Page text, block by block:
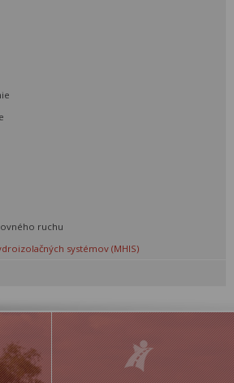
ruchu
systémov (MHIS)